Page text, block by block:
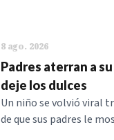
8 ago. 2026
Padres aterran a
deje los dulces
Un niño se volvió viral
de que sus padres le